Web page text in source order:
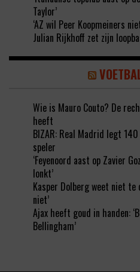
Taylor’
‘AZ wil Peer Koopmeiners
Julian Rijkhoff zet zijn
Wie is Mauro Couto? De
heeft
BIZAR: Real Madrid legt
speler
‘Feyenoord aast op Zavier
lonkt’
Kasper Dolberg weet niet te
niet’
Ajax heeft goud in handen:
Bellingham’